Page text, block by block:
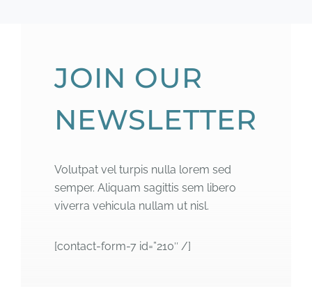
JOIN OUR
NEWSLETTER
Volutpat vel turpis nulla lorem sed
semper. Aliquam sagittis sem libero
viverra vehicula nullam ut nisl.
[contact-form-7 id=”210″ /]